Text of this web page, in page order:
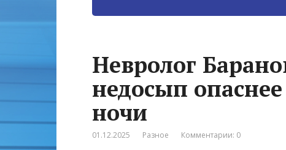
Невролог
недосып
ночи
01.12.2025 Разное Комментарии: 0